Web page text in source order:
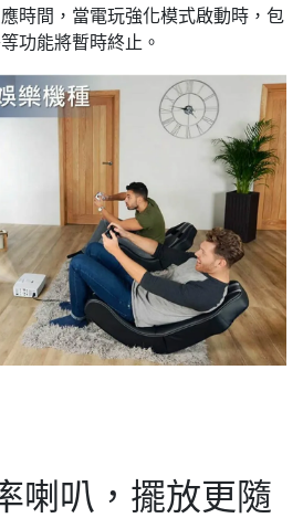
時間，當電玩強化模式啟動時，包
功能將暫時終止。
喇叭，擺放更隨